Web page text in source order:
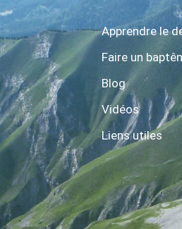
Apprendre le
Faire un
Blog
Vidéos
Liens utiles